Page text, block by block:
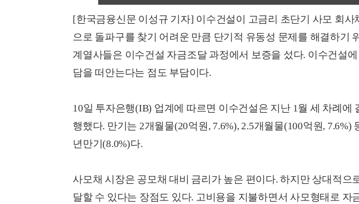
[한국금융신문 이성규 기자] 이수건설이 고금리 초단기 사모 회
으로 돌파구를 찾기 어려운 만큼 단기적 유동성 문제를 해결하기
계열사들은 이수건설 자금조달 과정에서 보증을 섰다. 이수건설
담을 떠안는다는 점도 부담이다.
10일 투자은행(IB) 업계에 따르면 이수건설은 지난 1월 세 차례에
행했다. 만기는 2개월물(20억원, 7.6%), 2.5개월물(100억원, 7.6%)
년만기(8.0%)다.
사모채 시장은 공모채 대비 금리가 높은 편이다. 하지만 상대적으
달할 수 있다는 장점도 있다. 고비용을 지불하면서 사모형태로 자